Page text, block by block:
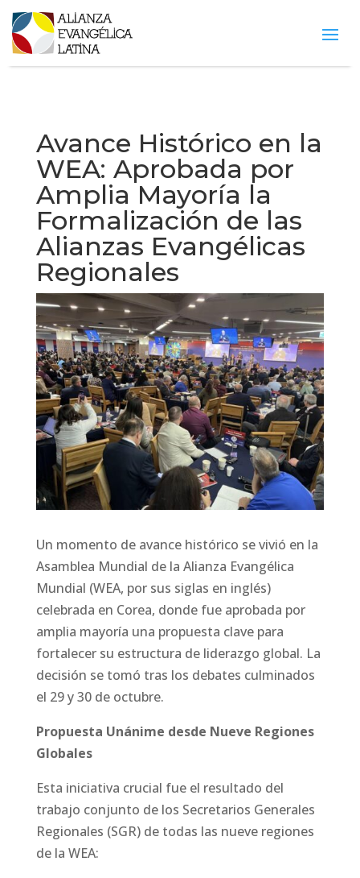
Avance Histórico en la
WEA: Aprobada por
Amplia Mayoría la
Formalización de las
Alianzas Evangélicas
Regionales
Un momento de avance histórico se vivió en la
Asamblea Mundial de la Alianza Evangélica
Mundial (WEA, por sus siglas en inglés)
celebrada en Corea, donde fue aprobada por
amplia mayoría una propuesta clave para
fortalecer su estructura de liderazgo global. La
decisión se tomó tras los debates culminados
el 29 y 30 de octubre.
Propuesta Unánime desde Nueve Regiones
Globales
Esta iniciativa crucial fue el resultado del
trabajo conjunto de los Secretarios Generales
Regionales (SGR) de todas las nueve regiones
de la WEA: